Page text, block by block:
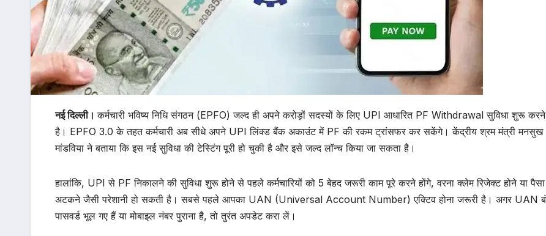
नई दिल्ली।कर्मचारी भविष्य निधि संगठन (EPFO) जल्द ही अपने करोड़ों सदस्यों के लिए UPI आधारित PF Withdrawal सुविधा शुरू करने
है। EPFO 3.0 के तहत कर्मचारी अब सीधे अपने UPI लिंक्ड बैंक अकाउंट में PF की रकम ट्रांसफर कर सकेंगे। केंद्रीय श्रम मंत्री मनसुख
मांडविया ने बताया कि इस नई सुविधा की टेस्टिंग पूरी हो चुकी है और इसे जल्द लॉन्च किया जा सकता है।
हालांकि, UPI से PF निकालने की सुविधा शुरू होने से पहले कर्मचारियों को 5 बेहद जरूरी काम पूरे करने होंगे, वरना क्लेम रिजेक्ट होने या पैसा
अटकने जैसी परेशानी हो सकती है। सबसे पहले आपका UAN (Universal Account Number) एक्टिव होना जरूरी है। अगर UAN
पासवर्ड भूल गए हैं या मोबाइल नंबर पुराना है, तो तुरंत अपडेट करा लें।